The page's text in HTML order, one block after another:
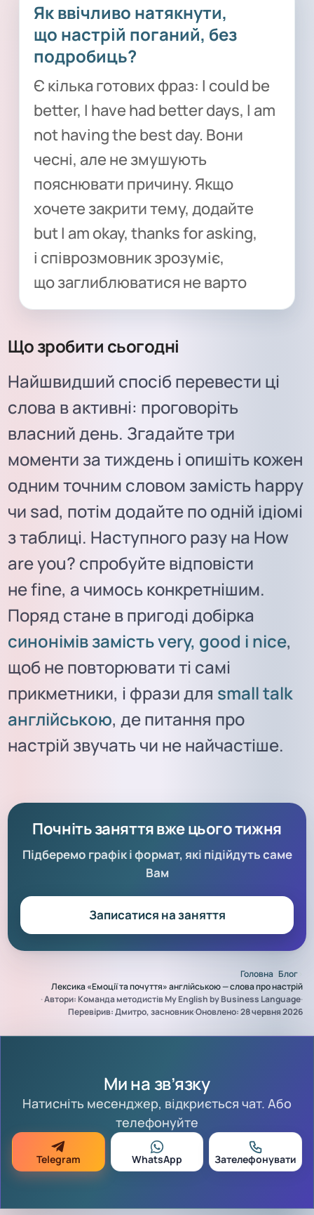
Як ввічливо натякнути,
що настрій поганий, без
подробиць?
Є кілька готових фраз: I could be
better, I have had better days, I am
not having the best day. Вони
чесні, але не змушують
пояснювати причину. Якщо
хочете закрити тему, додайте
but I am okay, thanks for asking,
і співрозмовник зрозуміє,
що заглиблюватися не варто
Що зробити сьогодні
Найшвидший спосіб перевести ці
слова в активні: проговоріть
власний день. Згадайте три
моменти за тиждень і опишіть кожен
одним точним словом замість happy
чи sad, потім додайте по одній ідіомі
з таблиці. Наступного разу на How
are you? спробуйте відповісти
не fine, а чимось конкретнішим.
Поряд стане в пригоді добірка
синонімів замість very, good і nice,
щоб не повторювати ті самі
прикметники, і фрази для small talk
англійською, де питання про
настрій звучать чи не найчастіше.
Почніть заняття вже цього тижня
Підберемо графік і формат, які підійдуть саме
Вам
Записатися на заняття
Головна Блог
Лексика «Емоції та почуття» англійською — слова про настрій
·Автори: Команда методистів My English by Business Language·
Перевірив: Дмитро, засновник·Оновлено: 28 червня 2026
Ми на зв’язку
Натисніть месенджер, відкриється чат. Або
телефонуйте
Telegram WhatsApp Зателефонувати